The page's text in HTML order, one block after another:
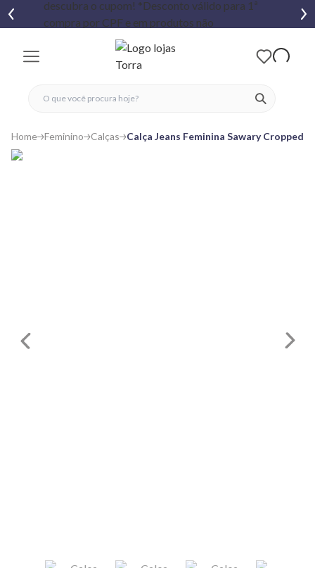
ver
fechar menu
fechar menu
favoritos
Home Feminino Calças Calça Jeans Feminina Sawary Cropped